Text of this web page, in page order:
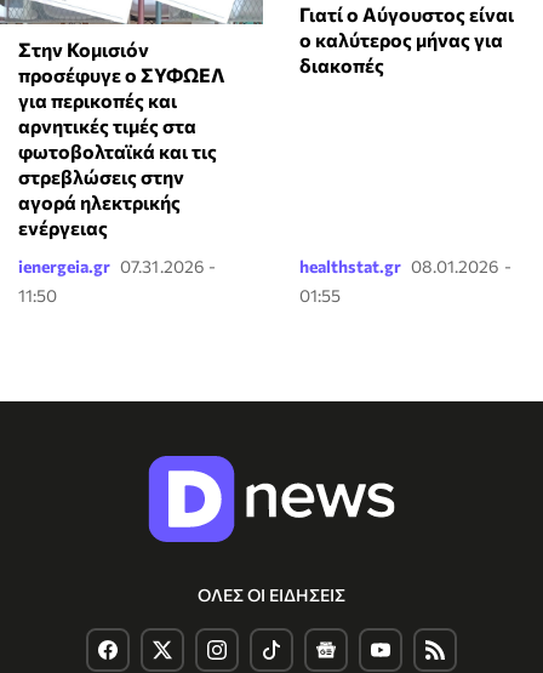
Στην Κομισιόν
προσέφυγε ο ΣΥΦΩΕΛ
για περικοπές και
αρνητικές τιμές στα
φωτοβολταϊκά και τις
στρεβλώσεις στην
αγορά ηλεκτρικής
ενέργειας
ienergeia.gr 07.31.2026 -
11:50
Γιατί ο Αύγουστος είναι
ο καλύτερος μήνας για
διακοπές
healthstat.gr 08.01.2026 -
01:55
ΟΛΕΣ ΟΙ ΕΙΔΗΣΕΙΣ